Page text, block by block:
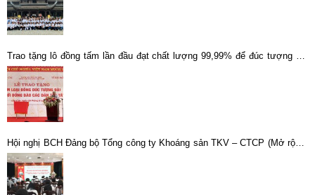
Trao tặng lô đồng tấm lần đầu đạt chất lượng 99,99% để đúc tượng đài
Bác Hồ
Hội nghị BCH Đảng bộ Tổng công ty Khoáng sản TKV – CTCP (Mở rộng)
Phát huy tinh thần “Kỷ luật và Đồng tâm” quyết tâm hoàn thành toàn diện
nhiệm vụ năm 2025